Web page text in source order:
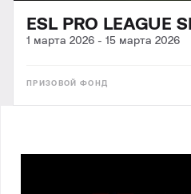
ESL PRO LEAGUE
1 марта 2026 - 15 марта 2026